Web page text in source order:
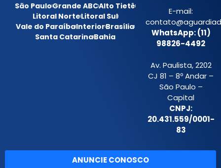
São PauloGrande ABCAlto Tietê
Litoral NorteLitoral Sul
Vale do ParaíbaInteriorBrasília
Santa CatarinaBahia
E-mail:
WhatsApp: (11)
98826-4492
Av. Paulista, 2202
CJ 81 – 8º Andar –
São Paulo –
Capital
CNPJ:
20.431.559/0001-
83
ANUNCIE CONOSCO